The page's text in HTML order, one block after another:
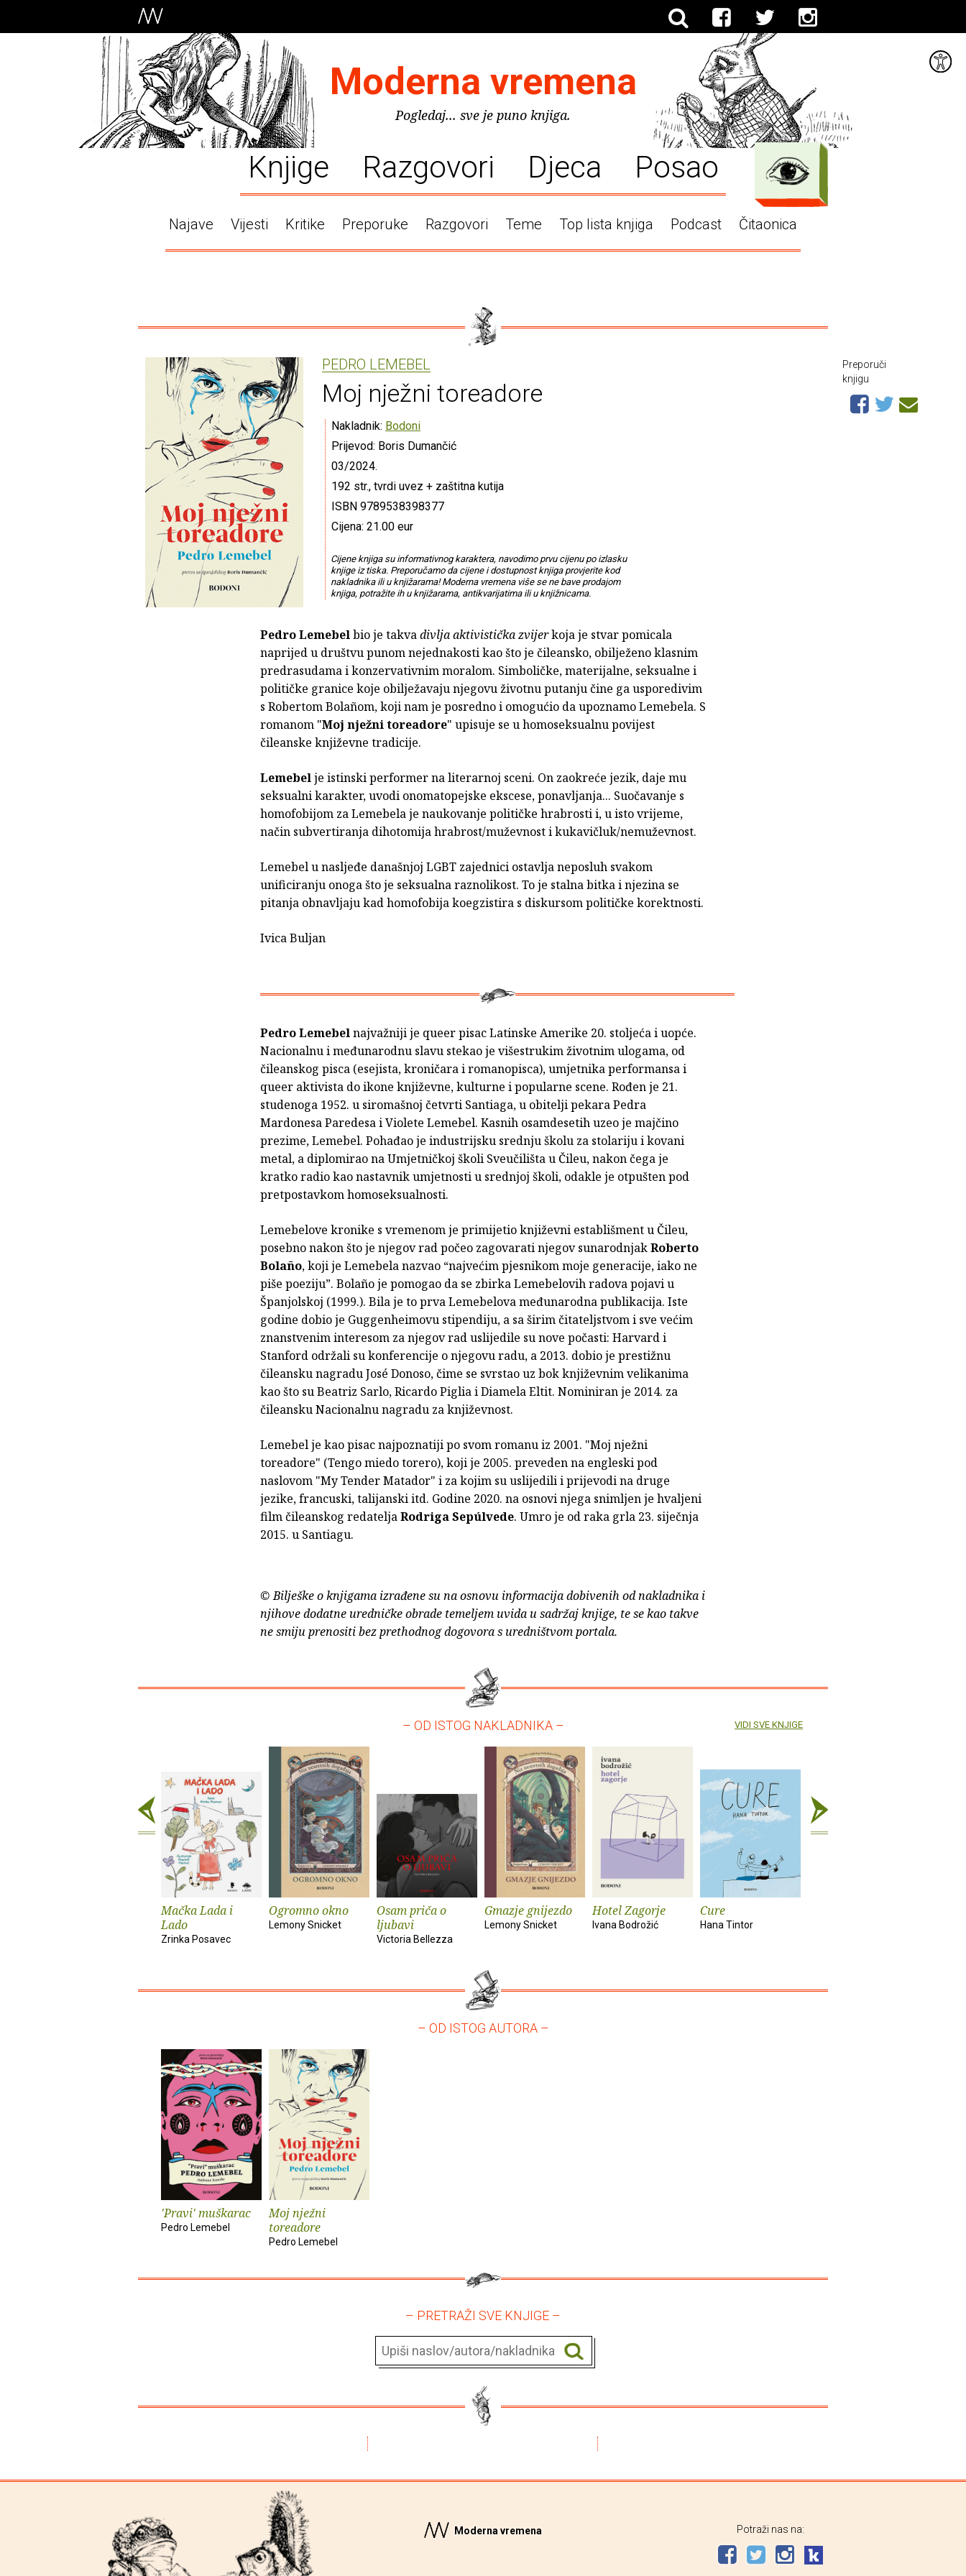
Moderna vremena
Pogledaj... sve je puno knjiga.
Knjige Razgovori Djeca Posao
Najave Vijesti Kritike Preporuke Razgovori Teme Top lista knjiga Podcast Čitaonica
PEDRO LEMEBEL
Moj nježni toreadore
Nakladnik: Bodoni
Prijevod: Boris Dumančić
03/2024.
192 str., tvrdi uvez + zaštitna kutija
ISBN 9789538398377
Cijena: 21.00 eur
Cijene knjiga su informativnog karaktera, navodimo prvu cijenu po izlasku
knjige iz tiska. Preporučamo da cijene i dostupnost knjiga provjerite kod
nakladnika ili u knjižarama! Moderna vremena više se ne bave prodajom
knjiga, potražite ih u knjižarama, antikvarijatima ili u knjižnicama.
Pedro Lemebelbio je takvadivlja aktivistička zvijerkoja je stvar pomicala
naprijed u društvu punom nejednakosti kao što je čileansko, obilježeno klasnim
predrasudama i konzervativnim moralom. Simboličke, materijalne, seksualne i
političke granice koje obilježavaju njegovu životnu putanju čine ga usporedivim
s Robertom Bolañom, koji nam je posredno i omogućio da upoznamo Lemebela. S
romanom "Moj nježni toreadore" upisuje se u homoseksualnu povijest
čileanske književne tradicije.
Lemebelje istinski performer na literarnoj sceni. On zaokreće jezik, daje mu
seksualni karakter, uvodi onomatopejske ekscese, ponavljanja... Suočavanje s
homofobijom za Lemebela je naukovanje političke hrabrosti i, u isto vrijeme,
način subvertiranja dihotomija hrabrost/muževnost i kukavičluk/nemuževnost.
Lemebel u nasljeđe današnjoj LGBT zajednici ostavlja neposluh svakom
unificiranju onoga što je seksualna raznolikost. To je stalna bitka i njezina se
pitanja obnavljaju kad homofobija koegzistira s diskursom političke korektnosti.
Ivica Buljan
Pedro Lemebelnajvažniji je queer pisac Latinske Amerike 20. stoljeća i uopće.
Nacionalnu i međunarodnu slavu stekao je višestrukim životnim ulogama, od
čileanskog pisca (esejista, kroničara i romanopisca), umjetnika performansa i
queer aktivista do ikone književne, kulturne i popularne scene. Rođen je 21.
studenoga 1952. u siromašnoj četvrti Santiaga, u obitelji pekara Pedra
Mardonesa Paredesa i Violete Lemebel. Kasnih osamdesetih uzeo je majčino
prezime, Lemebel. Pohađao je industrijsku srednju školu za stolariju i kovani
metal, a diplomirao na Umjetničkoj školi Sveučilišta u Čileu, nakon čega je
kratko radio kao nastavnik umjetnosti u srednjoj školi, odakle je otpušten pod
pretpostavkom homoseksualnosti.
Lemebelove kronike s vremenom je primijetio književni establišment u Čileu,
posebno nakon što je njegov rad počeo zagovarati njegov sunarodnjakRoberto
Bolaño, koji je Lemebela nazvao “najvećim pjesnikom moje generacije, iako ne
piše poeziju”. Bolaño je pomogao da se zbirka Lemebelovih radova pojavi u
Španjolskoj (1999.). Bila je to prva Lemebelova međunarodna publikacija. Iste
godine dobio je Guggenheimovu stipendiju, a sa širim čitateljstvom i sve većim
znanstvenim interesom za njegov rad uslijedile su nove počasti: Harvard i
Stanford održali su konferencije o njegovu radu, a 2013. dobio je prestižnu
čileansku nagradu José Donoso, čime se svrstao uz bok književnim velikanima
kao što su Beatriz Sarlo, Ricardo Piglia i Diamela Eltit. Nominiran je 2014. za
čileansku Nacionalnu nagradu za književnost.
Lemebel je kao pisac najpoznatiji po svom romanu iz 2001. "Moj nježni
toreadore" (Tengo miedo torero), koji je 2005. preveden na engleski pod
naslovom "My Tender Matador" i za kojim su uslijedili i prijevodi na druge
jezike, francuski, talijanski itd. Godine 2020. na osnovi njega snimljen je hvaljeni
film čileanskog redateljaRodriga Sepúlvede. Umro je od raka grla 23. siječnja
2015. u Santiagu.
© Bilješke o knjigama izrađene su na osnovu informacija dobivenih od nakladnika i
njihove dodatne uredničke obrade temeljem uvida u sadržaj knjige, te se kao takve
ne smiju prenositi bez prethodnog dogovora s uredništvom portala.
Preporuči
knjigu
– OD ISTOG NAKLADNIKA –
Mačka Lada i
Lado
Zrinka Posavec
Ogromno okno
Lemony Snicket
Osam priča o
ljubavi
Victoria Bellezza
Gmazje gnijezdo
Lemony Snicket
Hotel Zagorje
Ivana Bodrožić
Cure
Hana Tintor
VIDI SVE KNJIGE
– OD ISTOG AUTORA –
'Pravi' muškarac
Pedro Lemebel
Moj nježni
toreadore
Pedro Lemebel
– PRETRAŽI SVE KNJIGE –
Moderna vremena Potraži nas na: